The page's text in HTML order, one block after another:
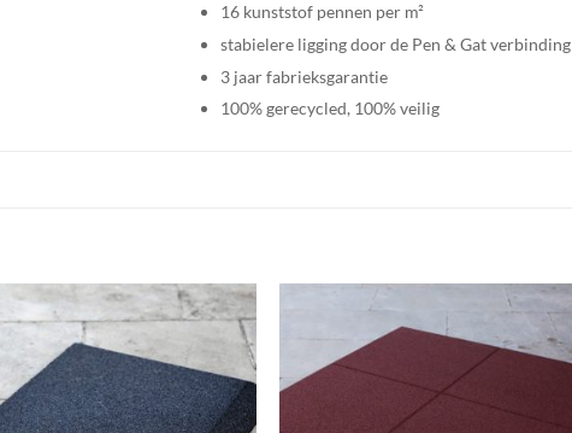
16 kunststof pennen per m²
stabielere ligging door de Pen & Gat verbinding
3 jaar fabrieksgarantie
100% gerecycled, 100% veilig